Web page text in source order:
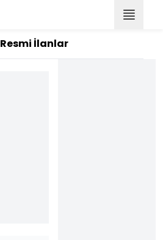
Resmi İlanlar